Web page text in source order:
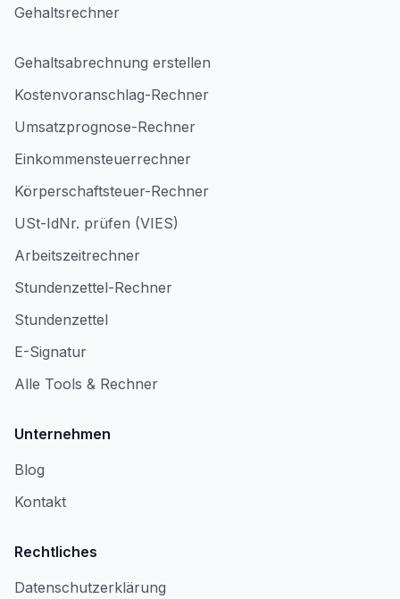
Gehaltsrechner
Gehaltsabrechnung erstellen
Kostenvoranschlag-Rechner
Umsatzprognose-Rechner
Einkommensteuerrechner
Körperschaftsteuer-Rechner
USt-IdNr. prüfen (VIES)
Arbeitszeitrechner
Stundenzettel-Rechner
Stundenzettel
E-Signatur
Alle Tools & Rechner
Unternehmen
Blog
Kontakt
Rechtliches
Datenschutzerklärung